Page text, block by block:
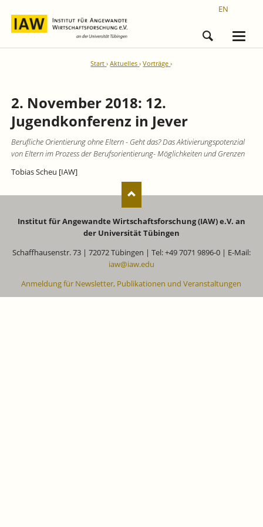
EN
Start Aktuelles Vorträge
2. November 2018: 12.
Jugendkonferenz in Jever
Berufliche Orientierung ohne Eltern - Geht das? Das Aktivierungspotenzial
von Eltern im Prozess der Berufsorientierung- Möglichkeiten und Grenzen
Tobias Scheu [IAW]
Institut für Angewandte Wirtschaftsforschung (IAW) e.V. an
der Universität Tübingen
Schaffhausenstr. 73 | 72072 Tübingen | Tel: +49 7071 9896-0 | E-Mail:
iaw@iaw.edu
Anmeldung für Newsletter, Publikationen und Veranstaltungen